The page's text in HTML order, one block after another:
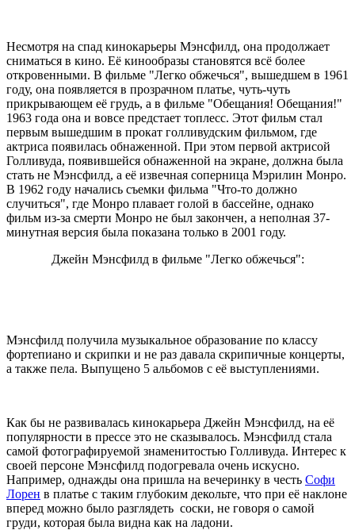
Несмотря на спад кинокарьеры Мэнсфилд, она продолжает
сниматься в кино. Её кинообразы становятся всё более
откровенными. В фильме "Легко обжечься", вышедшем в 1961
году, она появляется в прозрачном платье, чуть-чуть
прикрывающем её грудь, а в фильме "Обещания! Обещания!"
1963 года она и вовсе предстает топлесс. Этот фильм стал
первым вышедшим в прокат голливудским фильмом, где
актриса появилась обнаженной. При этом первой актрисой
Голливуда, появившейся обнаженной на экране, должна была
стать не Мэнсфилд, а её извечная соперница Мэрилин Монро.
В 1962 году начались съемки фильма "Что-то должно
случиться", где Монро плавает голой в бассейне, однако
фильм из-за смерти Монро не был закончен, а неполная 37-
минутная версия была показана только в 2001 году.
Джейн Мэнсфилд в фильме "Легко обжечься":
Мэнсфилд получила музыкальное образование по классу
фортепиано и скрипки и не раз давала скрипичные концерты,
а также пела. Выпущено 5 альбомов с её выступлениями.
Как бы не развивалась кинокарьера Джейн Мэнсфилд, на её
популярности в прессе это не сказывалось. Мэнсфилд стала
самой фотографируемой знаменитостью Голливуда. Интерес к
своей персоне Мэнсфилд подогревала очень искусно.
Например, однажды она пришла на вечеринку в честь Софи
Лорен в платье с таким глубоким декольте, что при её наклоне
вперед можно было разглядеть соски, не говоря о самой
груди, которая была видна как на ладони.